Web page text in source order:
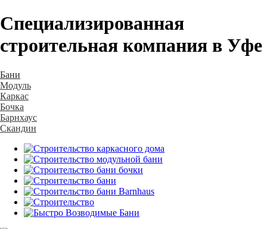
Специализированная
строительная компания в Уфе
Бани
Модуль
Каркас
Бочка
Барнхаус
Скандин